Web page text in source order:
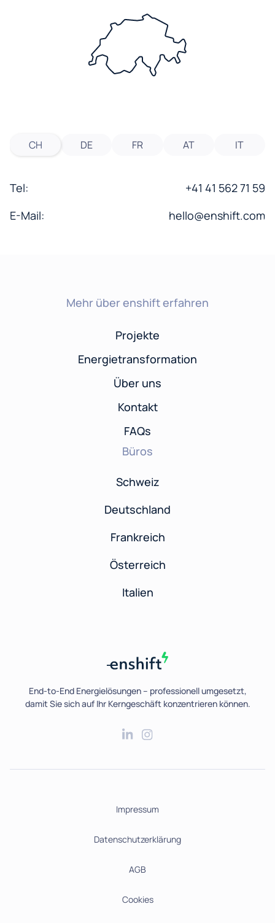
CH DE FR AT IT
Tel:
+41 41 562 71 59
E-Mail:
hello@enshift.com
Mehr über enshift erfahren
Projekte
Energietransformation
Über uns
Kontakt
FAQs
Büros
Schweiz
Deutschland
Frankreich
Österreich
Italien
End-to-End Energielösungen – professionell umgesetzt,
damit Sie sich auf Ihr Kerngeschäft konzentrieren können.
Impressum
Datenschutzerklärung
AGB
Cookies